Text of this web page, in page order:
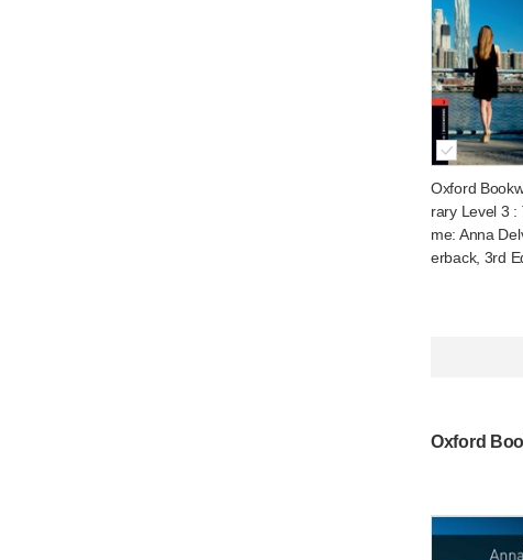
Oxford
rary Level 3 :
me: Anna
erback, 3rd
Oxford